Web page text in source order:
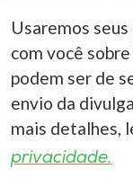
Usaremos
com você
podem ser de
envio da
mais detalhes,
privacidade.